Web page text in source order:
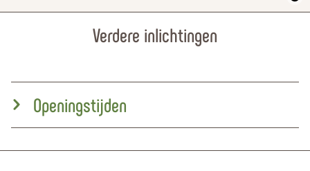
Verdere inlichtingen
Openingstijden